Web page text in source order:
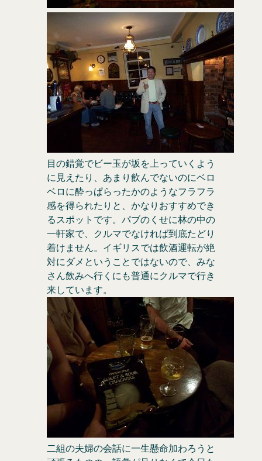
目の錯覚でビー玉が坂を上っていくよう
に見えたり、あまり飲んでないのにベロ
ベロに酔っぱらったかのようなフラフラ
感を得られたりと、かなりおすすめでき
るスポットです。パブのくせに林の中の
一軒家で、クルマでなければ到底たどり
着けません。イギリスでは飲酒運転が絶
対にダメということではないので、みな
さん飲みへ行くにも普通にクルマで行き
来しています。
二組の夫婦の会話に一生懸命加わろうと